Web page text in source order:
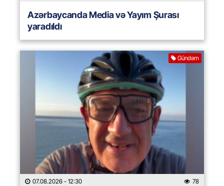
Azərbaycanda Media və Yayım Şurası
yaradıldı
Gündəm
07.08.2026 - 12:30 78